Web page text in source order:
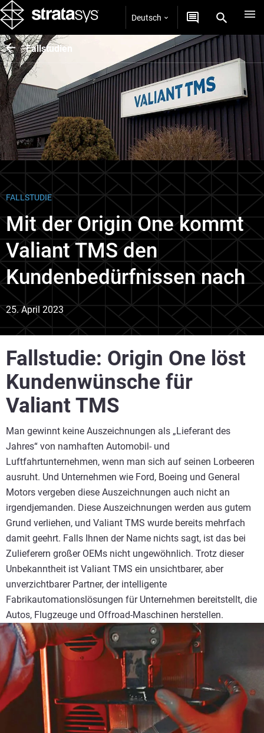
Deutsch
Fallstudien
FALLSTUDIE
Mit der Origin One kommt
Valiant TMS den
Kundenbedürfnissen nach
25. April 2023
Fallstudie: Origin One löst
Kundenwünsche für
Valiant TMS
Man gewinnt keine Auszeichnungen als „Lieferant des
Jahres“ von namhaften Automobil- und
Luftfahrtunternehmen, wenn man sich auf seinen Lorbeeren
ausruht. Und Unternehmen wie Ford, Boeing und General
Motors vergeben diese Auszeichnungen auch nicht an
irgendjemanden. Diese Auszeichnungen werden aus gutem
Grund verliehen, und Valiant TMS wurde bereits mehrfach
damit geehrt. Falls Ihnen der Name nichts sagt, ist das bei
Zulieferern großer OEMs nicht ungewöhnlich. Trotz dieser
Unbekanntheit ist Valiant TMS ein unsichtbarer, aber
unverzichtbarer Partner, der intelligente
Fabrikautomationslösungen für Unternehmen bereitstellt, die
Autos, Flugzeuge und Offroad-Maschinen herstellen.